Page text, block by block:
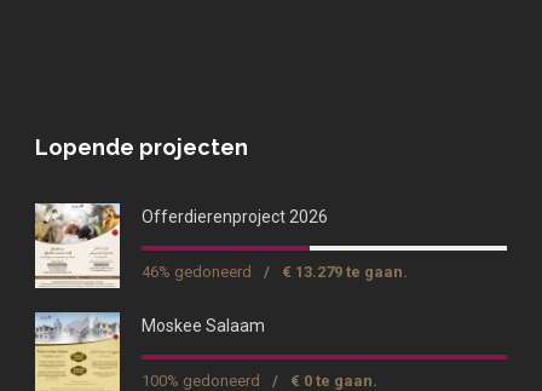
Lopende projecten
Offerdierenproject 2026
46% gedoneerd / € 13.279 te gaan.
Moskee Salaam
100% gedoneerd / € 0 te gaan.